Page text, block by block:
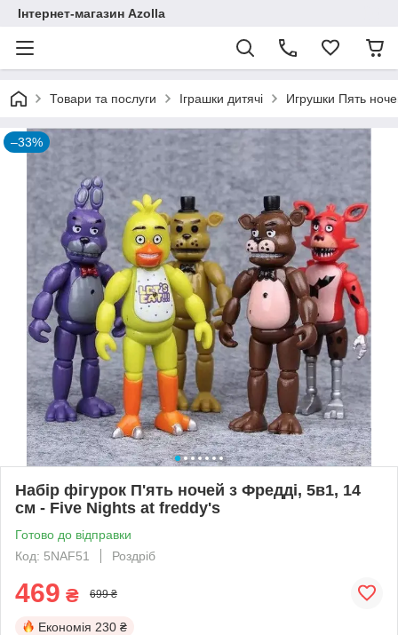
Інтернет-магазин Azolla
Товари та послуги Іграшки дитячі Игрушки Пять
–33%
Набір фігурок П'ять ночей з Фредді, 5в1, 14
см - Five Nights at freddy's
Готово до відправки
Код: 5NAF51
Роздріб
469 ₴ 699 ₴
Економія 230 ₴